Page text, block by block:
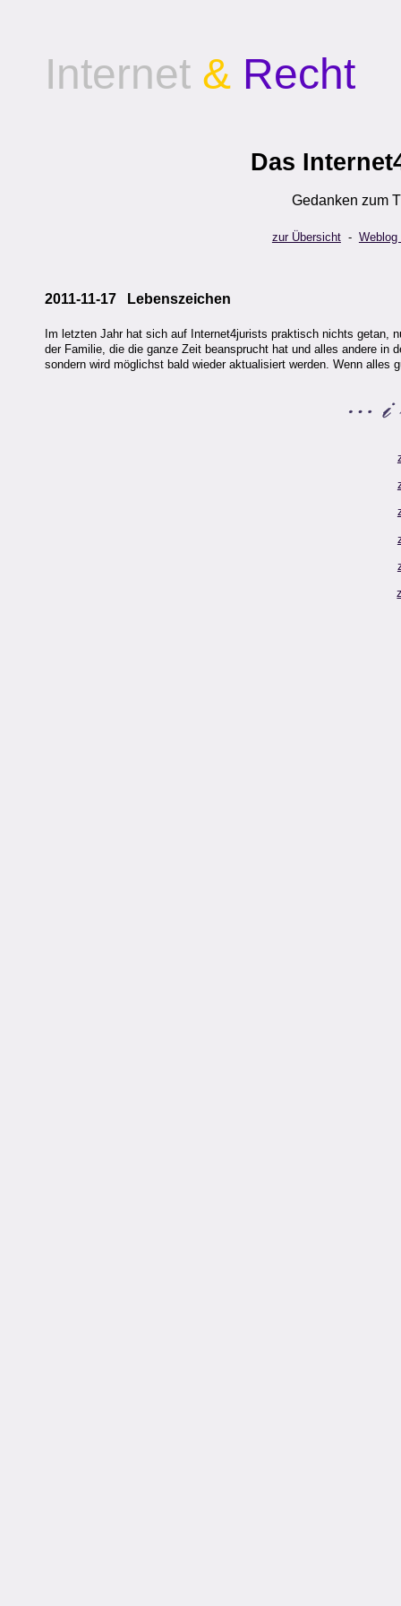
Internet & Recht
Das
Gedanken zum
zur Übersicht- Weblog
2011-11-17 Lebenszeichen
Im letzten Jahr hat sich auf Internet4jurists praktisch nichts getan,
der Familie, die die ganze Zeit beansprucht hat und alles andere in
sondern wird möglichst bald wieder aktualisiert werden. Wenn alles